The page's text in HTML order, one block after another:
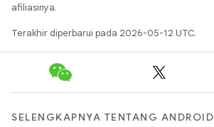
afiliasinya.
Terakhir diperbarui pada 2026-05-12 UTC.
SELENGKAPNYA TENTANG ANDROID